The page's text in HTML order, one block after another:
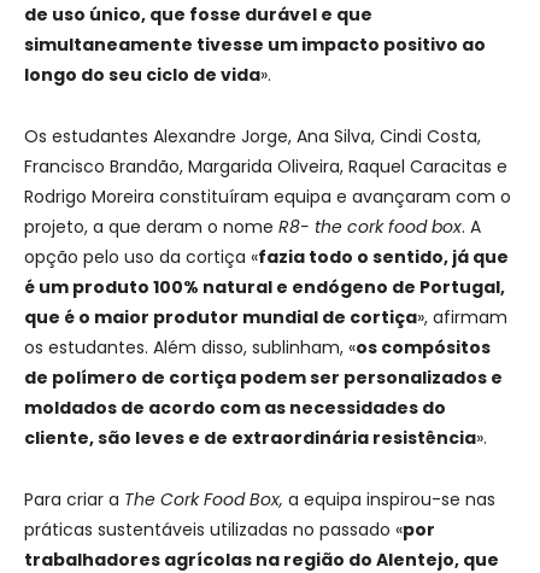
de uso único, que fosse durável e que
simultaneamente tivesse um impacto positivo ao
longo do seu ciclo de vida».
Os estudantes Alexandre Jorge, Ana Silva, Cindi Costa,
Francisco Brandão, Margarida Oliveira, Raquel Caracitas e
Rodrigo Moreira constituíram equipa e avançaram com o
projeto, a que deram o nome R8- the cork food box. A
opção pelo uso da cortiça «fazia todo o sentido, já que
é um produto 100% natural e endógeno de Portugal,
que é o maior produtor mundial de cortiça», afirmam
os estudantes. Além disso, sublinham, «os compósitos
de polímero de cortiça podem ser personalizados e
moldados de acordo com as necessidades do
cliente, são leves e de extraordinária resistência».
Para criar a The Cork Food Box, a equipa inspirou-se nas
práticas sustentáveis utilizadas no passado «por
trabalhadores agrícolas na região do Alentejo, que